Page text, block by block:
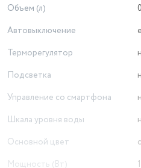
Объем (л)
Автовыключение
Терморегулятор
Подсветка
Управление со смартфона
Шкала уровня воды
Основной цвет
Мощность (Вт)